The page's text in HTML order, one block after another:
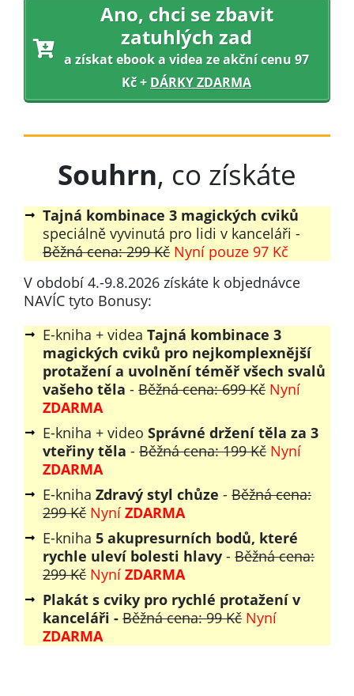
Ano, chci sezbavit
zatuhlých zad
a získat ebook a videa ze akční cenu 97
Kč + DÁRKY ZDARMA
Souhrn, co získáte
Tajná kombinace 3 magických cviků
speciálně vyvinutá pro lidi v kanceláři -
Běžná cena: 299 Kč Nyní pouze 97 Kč
V období 4.-9.8.2026 získáte k objednávce
NAVÍC tyto Bonusy:
E-kniha + videaTajná kombinace 3
magických cviků pro nejkomplexnější
protažení a uvolnění téměř všech svalů
vašeho těla -Běžná cena: 699 Kč Nyní
ZDARMA
E-kniha + videoSprávné držení těla za 3
vteřiny těla -Běžná cena: 199 Kč Nyní
ZDARMA
E-knihaZdravý styl chůze-Běžná cena:
299 Kč Nyní ZDARMA
E-kniha 5 akupresurních bodů, které
rychle uleví bolesti hlavy-Běžná cena:
299 Kč Nyní ZDARMA
Plakát s cviky pro rychlé protažení v
kanceláři -Běžná cena: 99 Kč Nyní
ZDARMA